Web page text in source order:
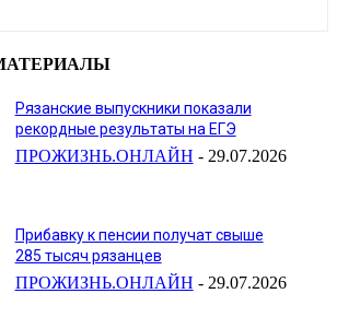
Рязанские выпускники показали
рекордные результаты на ЕГЭ
ПРОЖИЗНЬ.ОНЛАЙН - 29.07.2026
Прибавку к пенсии получат свыше
285 тысяч рязанцев
ПРОЖИЗНЬ.ОНЛАЙН - 29.07.2026